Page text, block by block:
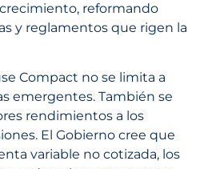
reformando
y reglamentos que rigen la
Compact no se limita a
emergentes. También se
rendimientos a los
El Gobierno cree que
variable no cotizada, los